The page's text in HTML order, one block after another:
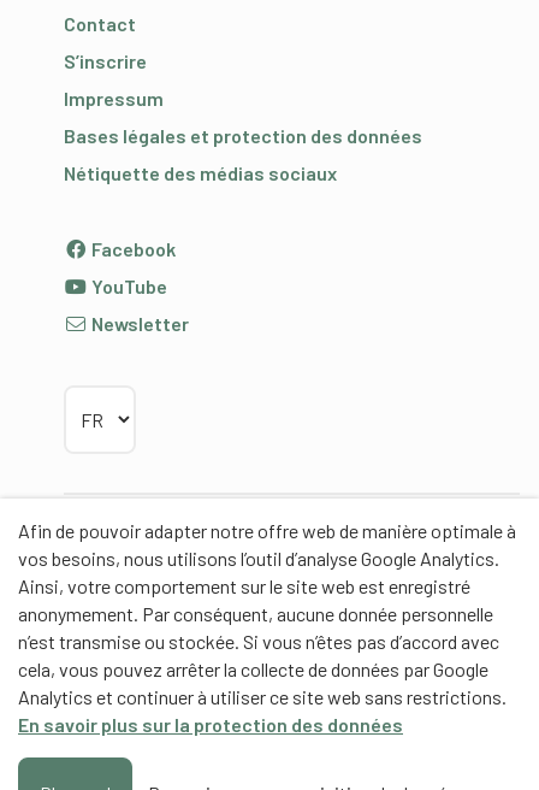
Afin de pouvoir adapter notre offre web de manière optimale à
vos besoins, nous utilisons l’outil d’analyse Google Analytics.
Ainsi, votre comportement sur le site web est enregistré
anonymement. Par conséquent, aucune donnée personnelle
n’est transmise ou stockée. Si vous n’êtes pas d’accord avec
cela, vous pouvez arrêter la collecte de données par Google
Analytics et continuer à utiliser ce site web sans restrictions.
En savoir plus sur la protection des données
Contact
S’inscrire
Impressum
Bases légales et protection des données
Nétiquette des médias sociaux
Facebook
YouTube
Newsletter
Partenaires
Partenaires de contenus
Haute école fédérale de sport de Macolin HEFSM